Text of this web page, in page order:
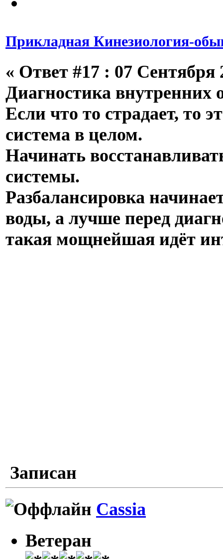
Прикладная Кинезиология-
« Ответ #17 : 07 Сентября
Диагностика
Если что то страдает, то
система в целом.
Начинать
системы.
Разбалансировка
воды, а лучше перед
такая мощнейшая идёт
Записан
Cassia
Ветеран